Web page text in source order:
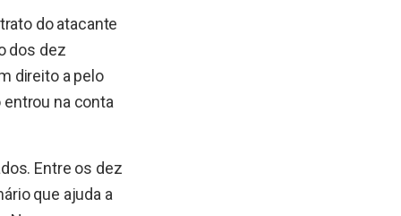
do atacante
dos dez
direito a pelo
entrou na conta
Entre os dez
que ajuda a